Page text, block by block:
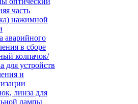
часть
нажимной
аварийного
в сборе
колпачок/
для устройств
и
линза для
лампы